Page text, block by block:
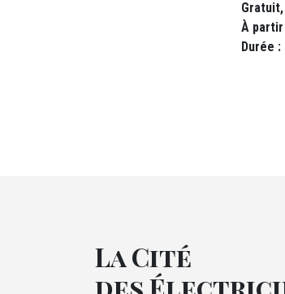
À partir
Durée :
La Cité